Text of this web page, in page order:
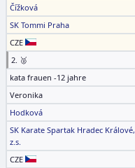
Čížková
SK Tommi Praha
CZE
2. 🥈
kata frauen -12 jahre
Veronika
Hodková
SK Karate Spartak Hradec Králové,
z.s.
CZE